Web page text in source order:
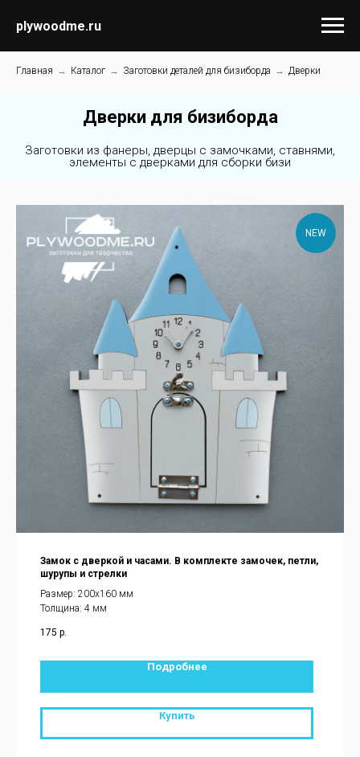
plywoodme.ru
Главная → Каталог → Заготовки деталей для бизиборда → Дверки
Дверки для бизиборда
Заготовки из фанеры, дверцы с замочками, ставнями,
элементы с дверками для сборки бизи
NEW
Замок с дверкой и часами. В комплекте замочек, петли,
шурупы и стрелки
Размер: 200х160 мм
Толщина: 4 мм
175 р.
Подробнее
Купить